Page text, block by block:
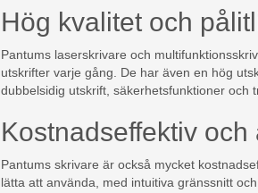
Hög kvalitet och
Pantums laserskrivare och
utskrifter varje gång. De har även en hög
dubbelsidig utskrift, säkerhetsfunktioner och
Kostnadseffektiv
Pantums skrivare är också mycket
lätta att använda, med intuitiva gränssnitt